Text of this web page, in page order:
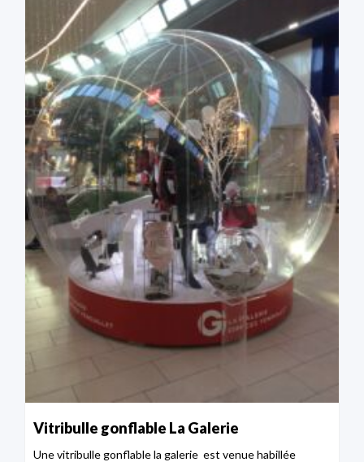
Vitribulle gonflable La Galerie
Une vitribulle gonflable la galerie est venue habillée